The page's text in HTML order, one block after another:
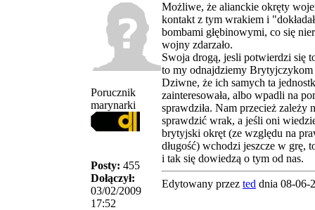
Porucznik
marynarki
Posty: 455
Dołączył:
03/02/2009
17:52
Możliwe, że alianckie okręty
kontakt z tym wrakiem i
bombami głębinowymi, co się
wojny zdarzało.
Swoja drogą, jesli potwierdzi się
to my odnajdziemy Brytyjczykom
Dziwne, że ich samych ta
zainteresowała, albo wpadli na
sprawdziła. Nam przecież
sprawdzić wrak, a jeśli oni
brytyjski okręt (ze względu na
długość) wchodzi jeszcze w grę,
i tak się dowiedzą o tym od nas.
Edytowany przez ted dnia 08-06-